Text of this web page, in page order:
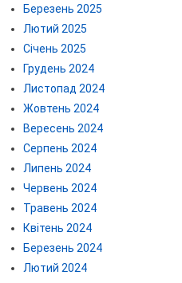
Березень 2025
Лютий 2025
Січень 2025
Грудень 2024
Листопад 2024
Жовтень 2024
Вересень 2024
Серпень 2024
Липень 2024
Червень 2024
Травень 2024
Квітень 2024
Березень 2024
Лютий 2024